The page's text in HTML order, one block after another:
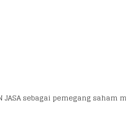
sebagai pemegang saham